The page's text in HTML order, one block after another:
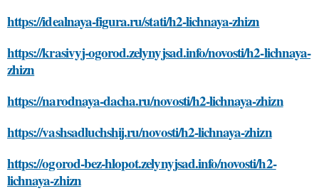
https://idealnaya-figura.ru/stati/h2-lichnaya-zhizn
https://krasivyj-ogorod.zelynyjsad.info/novosti/h2-lichnaya-
zhizn
https://narodnaya-dacha.ru/novosti/h2-lichnaya-zhizn
https://vashsadluchshij.ru/novosti/h2-lichnaya-zhizn
https://ogorod-bez-hlopot.zelynyjsad.info/novosti/h2-
lichnaya-zhizn